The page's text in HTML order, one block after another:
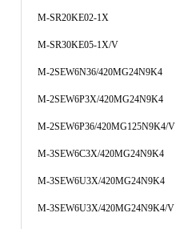
M-SR20KE02-1X
M-SR30KE05-1X/V
M-2SEW6N36/420MG24N9K4
M-2SEW6P3X/420MG24N9K4
M-2SEW6P36/420MG125N9K4/V
M-3SEW6C3X/420MG24N9K4
M-3SEW6U3X/420MG24N9K4
M-3SEW6U3X/420MG24N9K4/V